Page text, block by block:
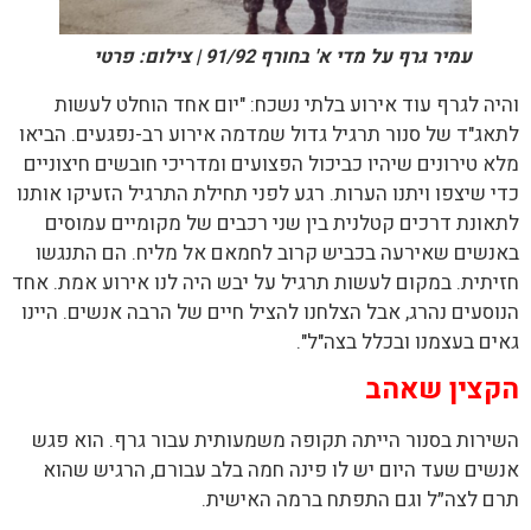
עמיר גרף על מדי א' בחורף 91/92 | צילום: פרטי
והיה לגרף עוד אירוע בלתי נשכח: "יום אחד הוחלט לעשות
לתאג"ד של סנור תרגיל גדול שמדמה אירוע רב-נפגעים. הביאו
מלא טירונים שיהיו כביכול הפצועים ומדריכי חובשים חיצוניים
כדי שיצפו ויתנו הערות. רגע לפני תחילת התרגיל הזעיקו אותנו
לתאונת דרכים קטלנית בין שני רכבים של מקומיים עמוסים
באנשים שאירעה בכביש קרוב לחמאם אל מליח. הם התנגשו
חזיתית. במקום לעשות תרגיל על יבש היה לנו אירוע אמת. אחד
הנוסעים נהרג, אבל הצלחנו להציל חיים של הרבה אנשים. היינו
גאים בעצמנו ובכלל בצה"ל".
הקצין שאהב
השירות בסנור הייתה תקופה משמעותית עבור גרף. הוא פגש
אנשים שעד היום יש לו פינה חמה בלב עבורם, הרגיש שהוא
תרם לצה״ל וגם התפתח ברמה האישית.